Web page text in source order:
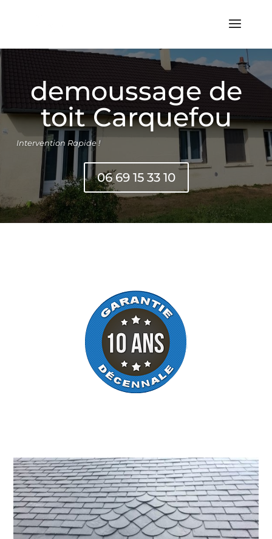
demoussage de
toit Carquefou
Intervention Rapide !
06 69 15 33 10